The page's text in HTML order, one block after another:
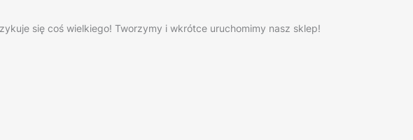
się coś wielkiego! Tworzymy i wkrótce uruchomimy nasz sklep!